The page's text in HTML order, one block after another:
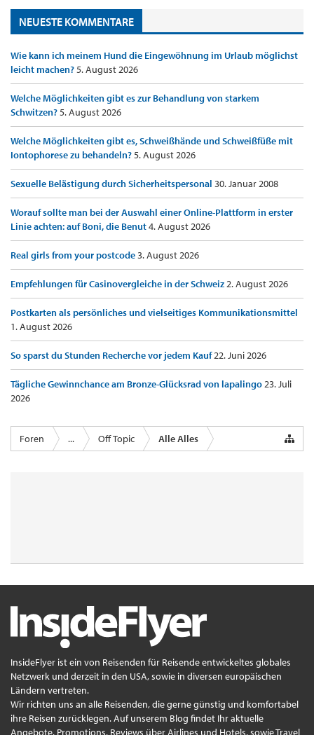
NEUESTE KOMMENTARE
Wie kann ich meinem Hund die Eingewöhnung im Urlaub möglichst
leicht machen?5. August 2026
Welche Möglichkeiten gibt es zur Behandlung von starkem
Schwitzen?5. August 2026
Welche Möglichkeiten gibt es, Schweißhände und Schweißfüße mit
Iontophorese zu behandeln?5. August 2026
Sexuelle Belästigung durch Sicherheitspersonal 30. Januar 2008
Worauf sollte man bei der Auswahl einer Online-Plattform in erster
Linie achten: auf Boni, die Benut4. August 2026
Real girls from your postcode3. August 2026
Empfehlungen für Casinovergleiche in der Schweiz2. August 2026
Postkarten als persönliches und vielseitiges Kommunikationsmittel
1. August 2026
So sparst du Stunden Recherche vor jedem Kauf22. Juni 2026
Tägliche Gewinnchance am Bronze-Glücksrad von lapalingo23. Juli
2026
Foren ... Off Topic Alle Alles
InsideFlyer ist ein von Reisenden für Reisende entwickeltes globales
Netzwerk und derzeit in den USA, sowie in diversen europäischen
Ländern vertreten.
Wir richten uns an alle Reisenden, die gerne günstig und komfortabel
ihre Reisen zurücklegen. Auf unserem Blog findet Ihr aktuelle
Angebote, Promotions, Reviews über Airlines und Hotels, sowie Travel